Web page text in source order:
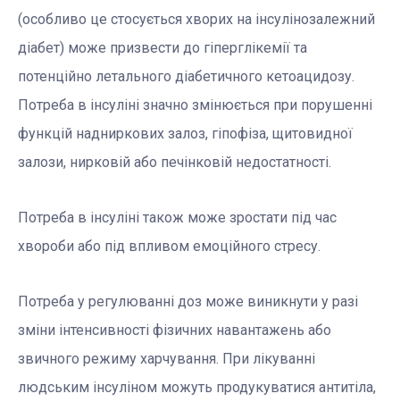
(особливо це стосується хворих на інсулінозалежний
діабет) може призвести до гіперглікемії та
потенційно летального діабетичного кетоацидозу.
Потреба в інсуліні значно змінюється при порушенні
функцій надниркових залоз, гіпофіза, щитовидної
залози, нирковій або печінковій недостатності.
Потреба в інсуліні також може зростати під час
хвороби або під впливом емоційного стресу.
Потреба у регулюванні доз може виникнути у разі
зміни інтенсивності фізичних навантажень або
звичного режиму харчування. При лікуванні
людським інсуліном можуть продукуватися антитіла,